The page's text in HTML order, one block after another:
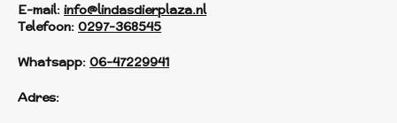
E-mail: info@lindasdierplaza.nl
Telefoon: 0297-368545
Whatsapp: 06-47229941
Adres: